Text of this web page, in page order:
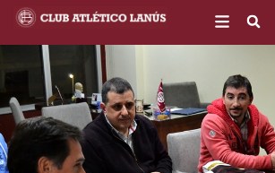
contenido